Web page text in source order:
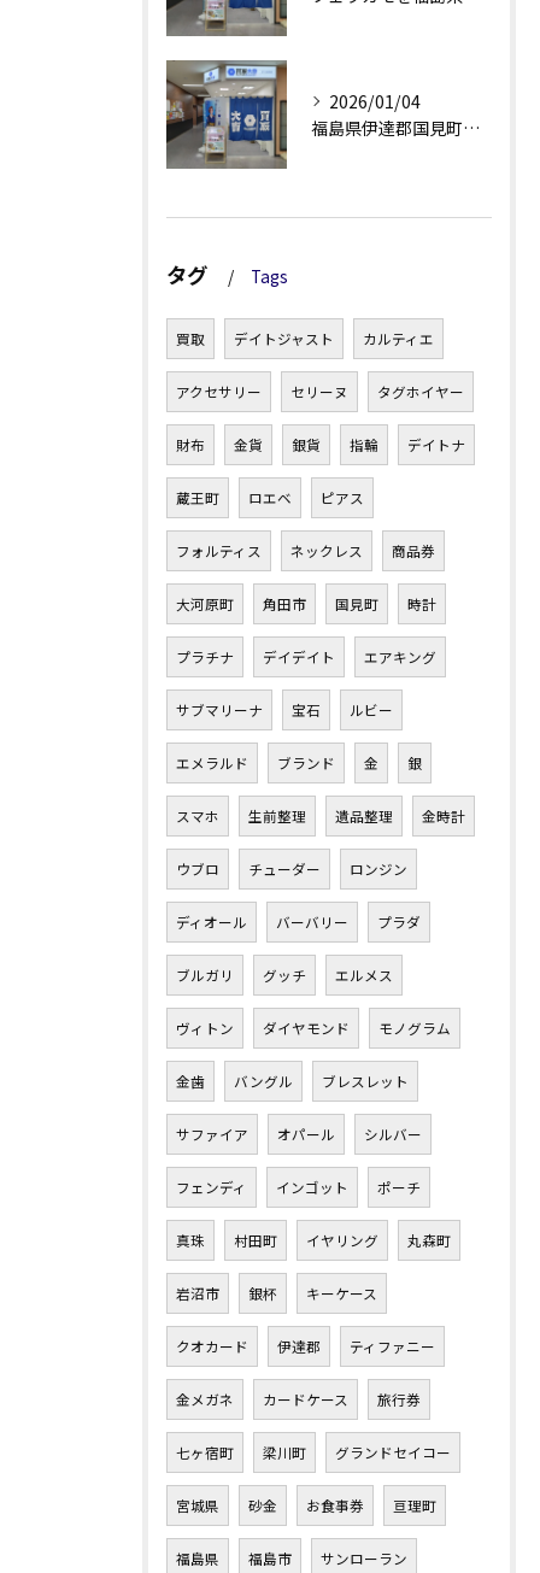
2026/01/04
福島県伊達郡国見町でバーバリー買取を利用する際のポイントと注意点
タグ Tags
買取 デイトジャスト カルティエ
アクセサリー セリーヌ タグホイヤー
財布 金貨 銀貨 指輪 デイトナ
蔵王町 ロエベ ピアス
フォルティス ネックレス 商品券
大河原町 角田市 国見町 時計
プラチナ デイデイト エアキング
サブマリーナ 宝石 ルビー
エメラルド ブランド 金 銀
スマホ 生前整理 遺品整理 金時計
ウブロ チューダー ロンジン
ディオール バーバリー プラダ
ブルガリ グッチ エルメス
ヴィトン ダイヤモンド モノグラム
金歯 バングル ブレスレット
サファイア オパール シルバー
フェンディ インゴット ポーチ
真珠 村田町 イヤリング 丸森町
岩沼市 銀杯 キーケース
クオカード 伊達郡 ティファニー
金メガネ カードケース 旅行券
七ヶ宿町 梁川町 グランドセイコー
宮城県 砂金 お食事券 亘理町
福島県 福島市 サンローラン